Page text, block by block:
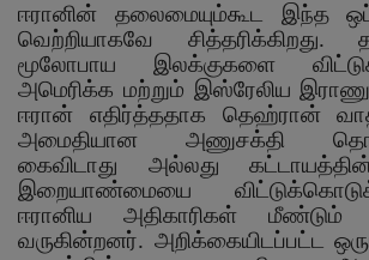
ஈரானின் தலைமையும்கூட இந்த
வெற்றியாகவே சித்தரிக்கிறது.
மூலோபாய இலக்குகளை
அமெரிக்க மற்றும் இஸ்ரேலிய
ஈரான் எதிர்த்ததாக தெஹ்ரான்
அமைதியான அணுசக்தி
கைவிடாது அல்லது
இறையாண்மையை
ஈரானிய அதிகாரிகள் மீண்டும்
வருகின்றனர். அறிக்கையிடப்பட்ட